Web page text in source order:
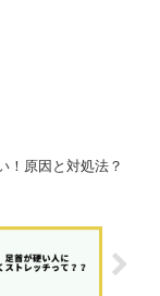
！原因と対処法？